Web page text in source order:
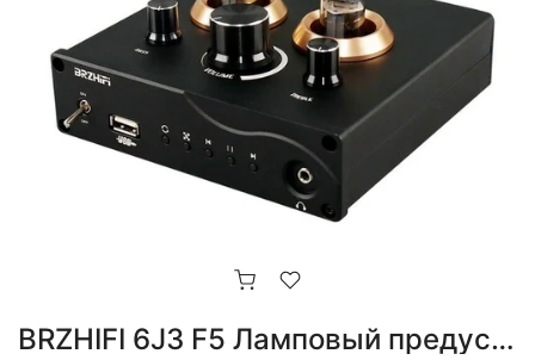
BRZHIFI 6J3 F5 Ламповый предусилитель Bluetooth 5.0 Lossless Player Наушники